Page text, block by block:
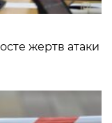
жертв атаки